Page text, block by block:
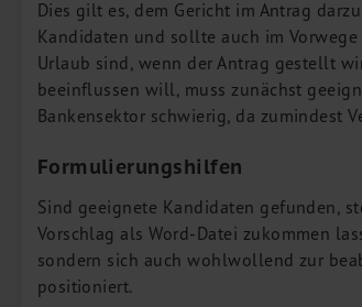
Dies gilt es, dem Gericht im Antrag
Kandidaten und sollte auch im
Urlaub sind, wenn der Antrag gestellt
beeinflussen will, muss zunächst
Bankensektor schwierig, da zumindest
Formulierungshilfen
Sind geeignete Kandidaten gefunden,
Vorschlag als Word-Datei zukommen
sondern sich auch wohlwollend zur
positioniert.